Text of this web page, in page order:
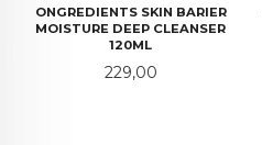
ONGREDIENTS SKIN BARIER
MOISTURE DEEP CLEANSER
120ML
Pris
229,00